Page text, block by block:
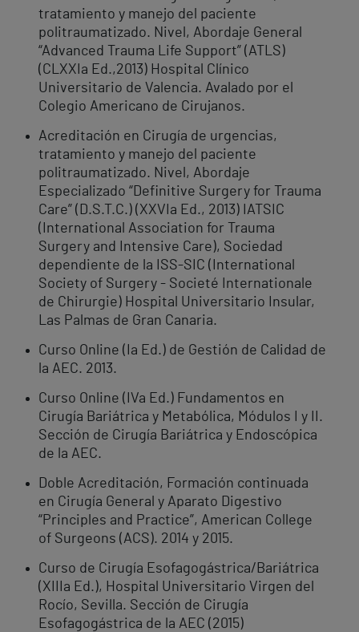
tratamiento y manejo del paciente
politraumatizado. Nivel, Abordaje General
“Advanced Trauma Life Support” (ATLS)
(CLXXIa Ed.,2013) Hospital Clínico
Universitario de Valencia. Avalado por el
Colegio Americano de Cirujanos.
Acreditación en Cirugía de urgencias,
tratamiento y manejo del paciente
politraumatizado. Nivel, Abordaje
Especializado “Definitive Surgery for Trauma
Care” (D.S.T.C.) (XXVIa Ed., 2013) IATSIC
(International Association for Trauma
Surgery and Intensive Care), Sociedad
dependiente de la ISS-SIC (International
Society of Surgery - Societé Internationale
de Chirurgie) Hospital Universitario Insular,
Las Palmas de Gran Canaria.
Curso Online (Ia Ed.) de Gestión de Calidad de
la AEC. 2013.
Curso Online (IVa Ed.) Fundamentos en
Cirugía Bariátrica y Metabólica, Módulos I y II.
Sección de Cirugía Bariátrica y Endoscópica
de la AEC.
Doble Acreditación, Formación continuada
en Cirugía General y Aparato Digestivo
“Principles and Practice”, American College
of Surgeons (ACS). 2014 y 2015.
Curso de Cirugía Esofagogástrica/Bariátrica
(XIIIa Ed.), Hospital Universitario Virgen del
Rocío, Sevilla. Sección de Cirugía
Esofagogástrica de la AEC (2015)